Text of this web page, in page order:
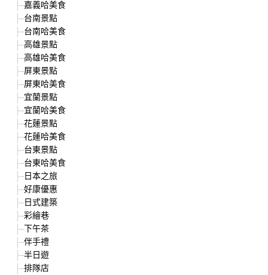
嘉義哈美食
台南景點
台南哈美食
高雄景點
高雄哈美食
屏東景點
屏東哈美食
宜蘭景點
宜蘭哈美食
花蓮景點
花蓮哈美食
台東景點
台東哈美食
日本之旅
好康優惠
日式建築
彩繪巷
下午茶
伴手禮
半日遊
排隊店